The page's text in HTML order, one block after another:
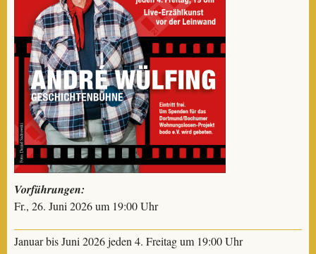
Vorführungen:
Fr., 26. Juni 2026 um 19:00 Uhr
Januar bis Juni 2026 jeden 4. Freitag um 19:00 Uhr